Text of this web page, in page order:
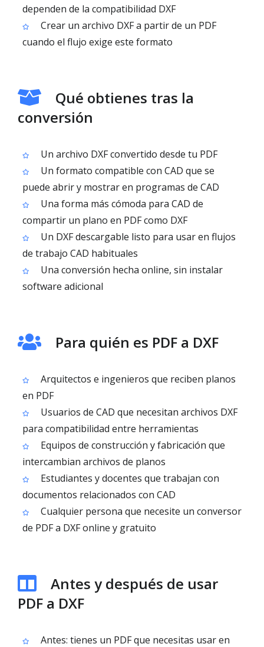
dependen de la compatibilidad DXF
Crear un archivo DXF a partir de un PDF
cuando el flujo exige este formato
Qué obtienes tras la
conversión
Un archivo DXF convertido desde tu PDF
Un formato compatible con CAD que se
puede abrir y mostrar en programas de CAD
Una forma más cómoda para CAD de
compartir un plano en PDF como DXF
Un DXF descargable listo para usar en flujos
de trabajo CAD habituales
Una conversión hecha online, sin instalar
software adicional
Para quién es PDF a DXF
Arquitectos e ingenieros que reciben planos
en PDF
Usuarios de CAD que necesitan archivos DXF
para compatibilidad entre herramientas
Equipos de construcción y fabricación que
intercambian archivos de planos
Estudiantes y docentes que trabajan con
documentos relacionados con CAD
Cualquier persona que necesite un conversor
de PDF a DXF online y gratuito
Antes y después de usar
PDF a DXF
Antes: tienes un PDF que necesitas usar en